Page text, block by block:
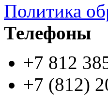
Политика
Телефоны
+7 812
+7 (812)